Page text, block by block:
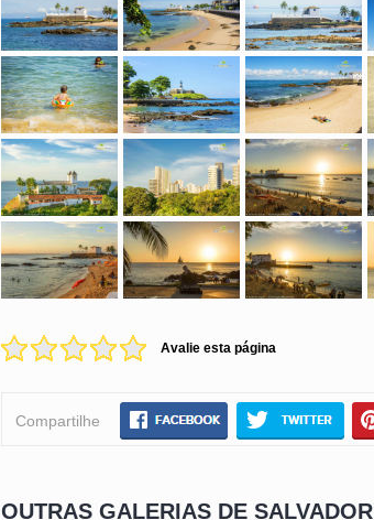
Avalie esta página
Compartilhe
OUTRAS GALERIAS DE SALVADOR